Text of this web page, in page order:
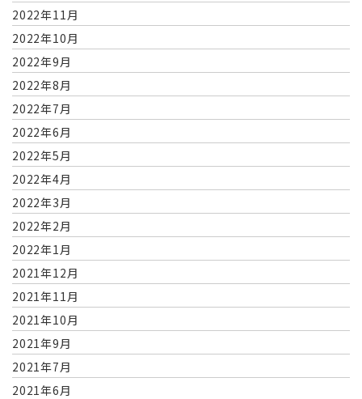
2022年11月
2022年10月
2022年9月
2022年8月
2022年7月
2022年6月
2022年5月
2022年4月
2022年3月
2022年2月
2022年1月
2021年12月
2021年11月
2021年10月
2021年9月
2021年7月
2021年6月